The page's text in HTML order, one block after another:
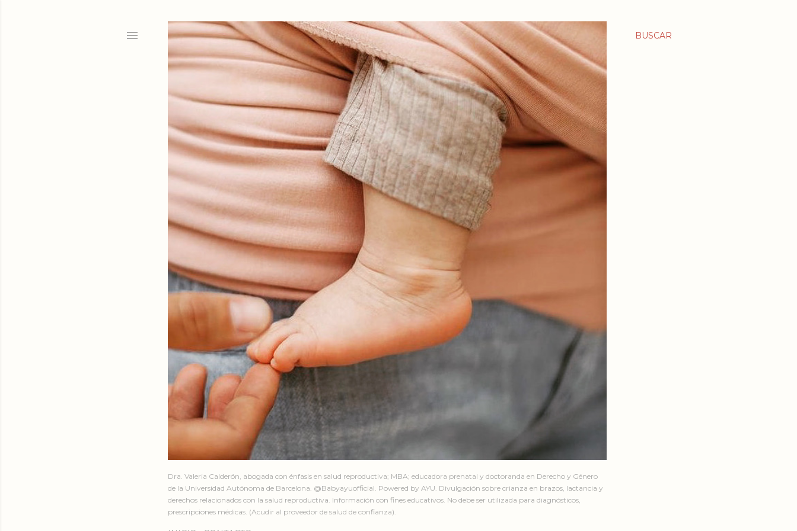
BUSCAR
Dra. Valeria Calderón, abogada con énfasis en salud reproductiva; MBA; educadora prenatal y doctoranda en Derecho y Género
de la Universidad Autónoma de Barcelona. @Babyayuofficial. Powered by AYU. Divulgación sobre crianza en brazos, lactancia y
derechos relacionados con la salud reproductiva. Información con fines educativos. No debe ser utilizada para diagnósticos,
prescripciones médicas. (Acudir al proveedor de salud de confianza).